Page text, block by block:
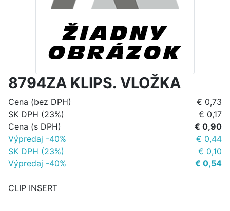
8794ZA KLIPS. VLOŽKA
Cena (bez DPH)
€ 0,73
SK DPH (23%)
€ 0,17
Cena (s DPH)
€ 0,90
Výpredaj -40%
€ 0,44
SK DPH (23%)
€ 0,10
Výpredaj -40%
€ 0,54
CLIP INSERT